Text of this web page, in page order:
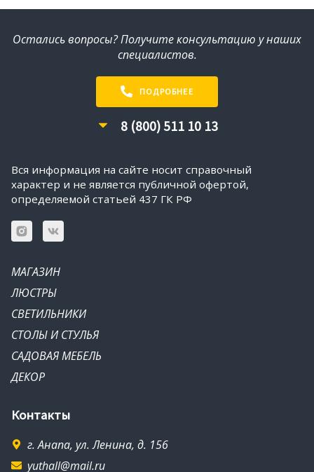
Остались вопросы? Получите консультацию у наших
специалистов.
ПОДРОБНЕЕ
8 (800) 511 10 13
Вся информация на сайте носит справочный
характер и не является публичной офертой,
определяемой статьей 437 ГК РФ
МАГАЗИН
ЛЮСТРЫ
СВЕТИЛЬНИКИ
СТОЛЫ И СТУЛЬЯ
САДОВАЯ МЕБЕЛЬ
ДЕКОР
Контакты
г. Анапа, ул. Ленина, д. 156
yuthall@mail.ru